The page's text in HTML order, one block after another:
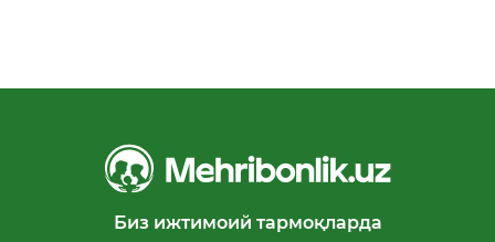
Биз ижтимоий тармоқларда